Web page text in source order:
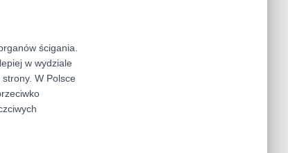
ścigania.
w wydziale
W Polsce